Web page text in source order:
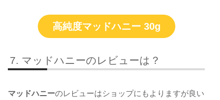
高純度マッドハニー 30g
マッドハニーのレビューは？
マッドハニーのレビューはショップにもよりますが良い